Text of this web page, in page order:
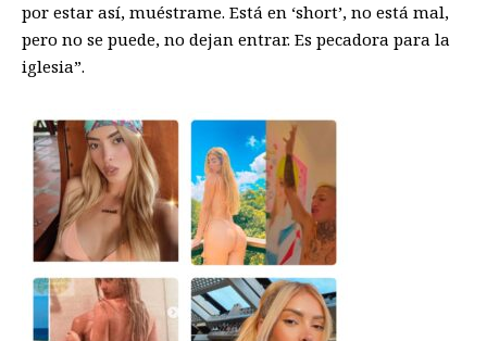
por estar así, muéstrame. Está en ‘short’, no está mal,
pero no se puede, no dejan entrar. Es pecadora para la
iglesia”.